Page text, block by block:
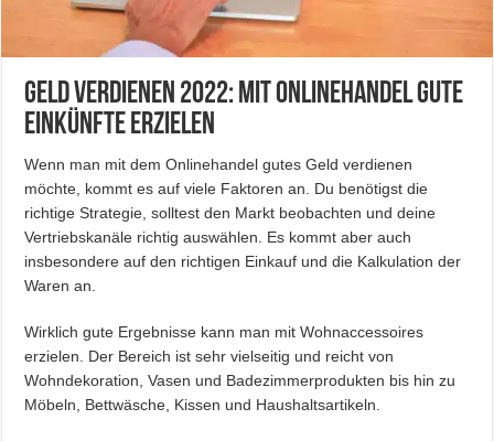
Geld verdienen 2022: Mit Onlinehandel gute
Einkünfte erzielen
Wenn man mit dem Onlinehandel gutes Geld verdienen
möchte, kommt es auf viele Faktoren an. Du benötigst die
richtige Strategie, solltest den Markt beobachten und deine
Vertriebskanäle richtig auswählen. Es kommt aber auch
insbesondere auf den richtigen Einkauf und die Kalkulation der
Waren an.
Wirklich gute Ergebnisse kann man mit Wohnaccessoires
erzielen. Der Bereich ist sehr vielseitig und reicht von
Wohndekoration, Vasen und Badezimmerprodukten bis hin zu
Möbeln, Bettwäsche, Kissen und Haushaltsartikeln.